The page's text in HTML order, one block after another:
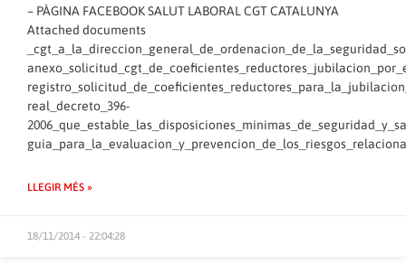
– PÀGINA FACEBOOK SALUT LABORAL CGT CATALUNYA
Attached documents
real_decreto_396-
LLEGIR MÉS »
18/11/2014 - 22:04:28